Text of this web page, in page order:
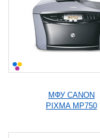
МФУ CANON
PIXMA MP750